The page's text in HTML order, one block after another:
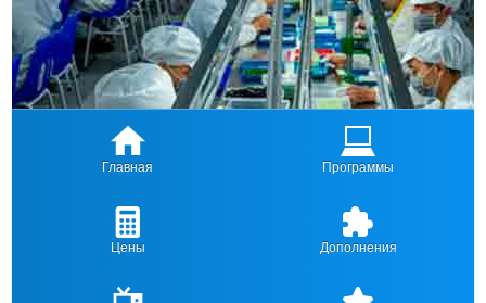
Главная Программы
Цены Дополнения